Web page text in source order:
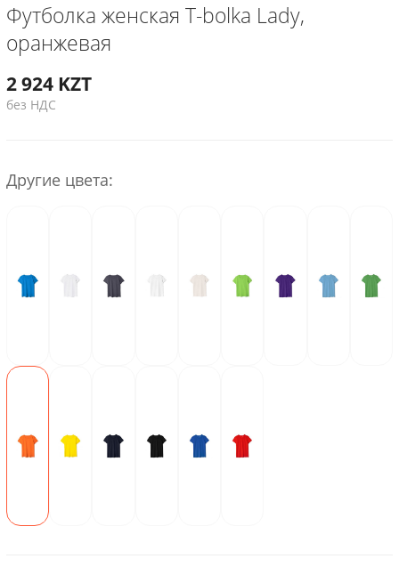
Футболка женская T-bolka Lady,
оранжевая
2 924 KZT
без НДС
Другие цвета: